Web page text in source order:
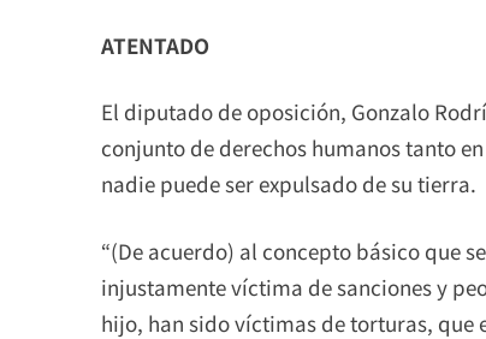
ATENTADO
El diputado de oposición, Gonzalo
conjunto de derechos humanos tanto
nadie puede ser expulsado de su tierra.
“(De acuerdo) al concepto básico que
injustamente víctima de sanciones y
hijo, han sido víctimas de torturas, que